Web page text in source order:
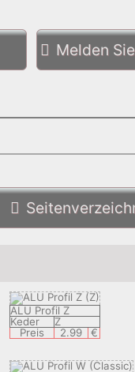
Melden
ALU Profil Z
Keder
Z
Preis
2.99 €